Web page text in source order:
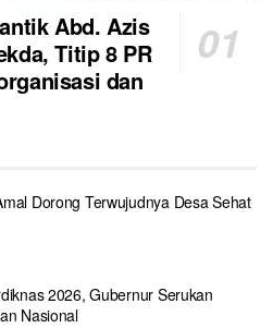
Abd. Azis
Titip 8 PR
dan
Dorong Terwujudnya Desa Sehat
2026, Gubernur Serukan
Nasional